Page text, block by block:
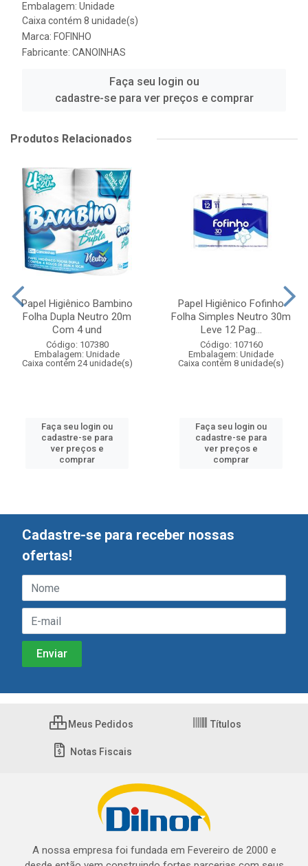
Embalagem: Unidade
Caixa contém 8 unidade(s)
Marca: FOFINHO
Fabricante: CANOINHAS
Faça seu login ou
cadastre-se para ver preços e comprar
Produtos Relacionados
Papel Higiênico Bambino
Folha Dupla Neutro 20m
Com 4 und
Código: 107380
Embalagem: Unidade
Caixa contém 24 unidade(s)
Faça seu login ou
cadastre-se para
ver preços e
comprar
Papel Higiênico Fofinho
Folha Simples Neutro 30m
Leve 12 Pag...
Código: 107160
Embalagem: Unidade
Caixa contém 8 unidade(s)
Faça seu login ou
cadastre-se para
ver preços e
comprar
Cadastre-se para receber nossas
ofertas!
Meus Pedidos Títulos
Notas Fiscais
A nossa empresa foi fundada em Fevereiro de 2000 e